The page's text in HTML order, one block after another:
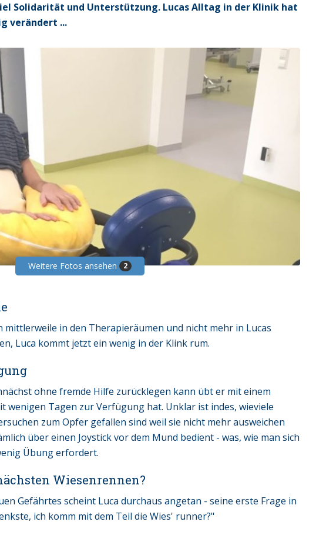
Solidarität und Unterstützung. Lucas Alltag in der Klinik hat
verändert ...
Weitere Fotos ansehen 2
mittlerweile in den Therapieräumen und nicht mehr in Lucas
Luca kommt jetzt ein wenig in der Klink rum.
ohne fremde Hilfe zurücklegen kann übt er mit einem
wenigen Tagen zur Verfügung hat. Unklar ist indes, wieviele
zum Opfer gefallen sind weil sie nicht mehr ausweichen
über einen Joystick vor dem Mund bedient - was, wie man sich
Übung erfordert.
Wiesenrennen?
Gefährtes scheint Luca durchaus angetan - seine erste Frage in
ich komm mit dem Teil die Wies' runner?"